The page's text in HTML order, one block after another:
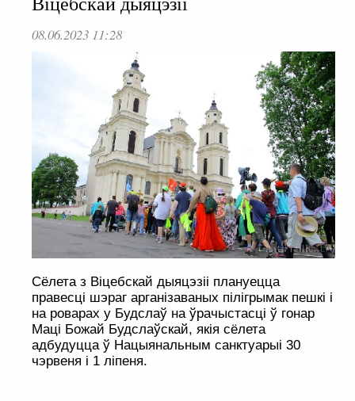
08.06.2023 11:28
Сёлета з Віцебскай дыяцэзіі плануецца
правесці шэраг арганізаваных пілігрымак пешкі і
на роварах у Будслаў на ўрачыстасці ў гонар
Маці Божай Будслаўскай, якія сёлета
адбудуцца ў Нацыянальным санктуарыі 30
чэрвеня і 1 ліпеня.